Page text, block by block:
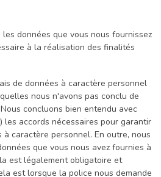
données que vous nous fournissez
à la réalisation des finalités
de données à caractère personnel
nous n'avons pas conclu de
concluons bien entendu avec
accords nécessaires pour garantir
caractère personnel. En outre, nous
que vous nous avez fournies à
est légalement obligatoire et
est lorsque la police nous demande